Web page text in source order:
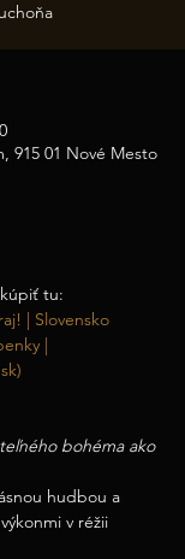
915 01 Nové Mesto
tu:
| Slovensko
|
bohéma ako
hudbou a
v réžii